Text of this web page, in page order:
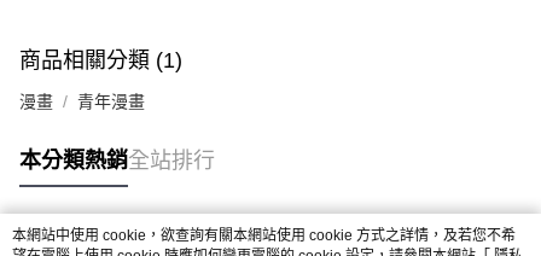
商品相關分類 (1)
漫畫 青年漫畫
本分類熱銷全站排行
本網站中使用 cookie，欲查詢有關本網站使用 cookie 方式之詳情，及若您不希